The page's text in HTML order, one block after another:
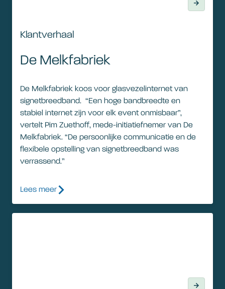
Klantverhaal
De Melkfabriek
De Melkfabriek koos voor glasvezelinternet van
signetbreedband. “Een hoge bandbreedte en
stabiel internet zijn voor elk event onmisbaar”,
vertelt Pim Zuethoff, mede-initiatiefnemer van De
Melkfabriek. “De persoonlijke communicatie en de
flexibele opstelling van signetbreedband was
verrassend.”
Lees meer